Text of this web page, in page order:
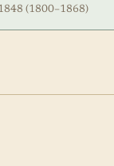
(1800–1868)